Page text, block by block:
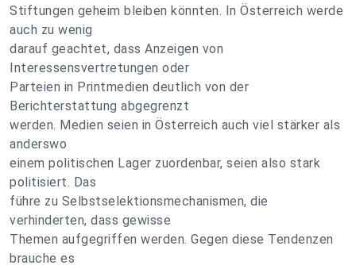
Stiftungen geheim bleiben könnten. In Österreich werde
auch zu wenig
darauf geachtet, dass Anzeigen von
Interessensvertretungen oder
Parteien in Printmedien deutlich von der
Berichterstattung abgegrenzt
werden. Medien seien in Österreich auch viel stärker als
anderswo
einem politischen Lager zuordenbar, seien also stark
politisiert. Das
führe zu Selbstselektionsmechanismen, die
verhinderten, dass gewisse
Themen aufgegriffen werden. Gegen diese Tendenzen
brauche es